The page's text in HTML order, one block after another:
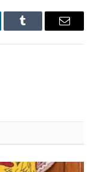
Tumblr Email